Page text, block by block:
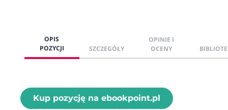
OPIS
POZYCJI
SZCZEGÓŁY
OPINIE I
OCENY
Kup pozycję na ebookpoint.pl